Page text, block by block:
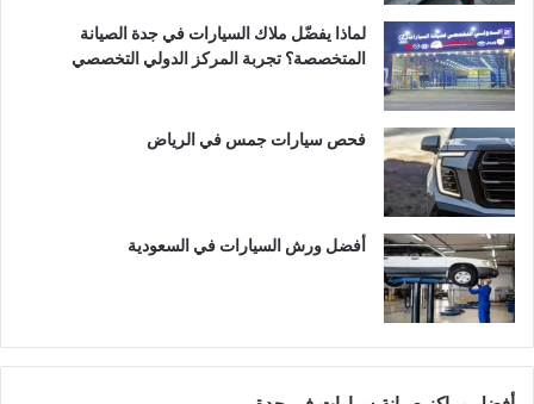
لماذا يفضّل ملاك السيارات في جدة الصيانة
المتخصصة؟ تجربة المركز الدولي التخصصي
فحص سيارات جمس في الرياض
أفضل ورش السيارات في السعودية